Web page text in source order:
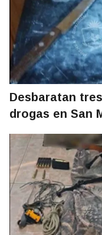
Desbaratan
drogas en San